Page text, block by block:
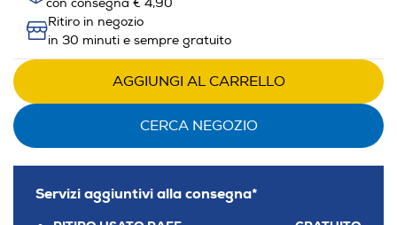
con consegna € 4,90
Ritiro in negozio
in 30 minuti e sempre gratuito
AGGIUNGI AL CARRELLO
CERCA NEGOZIO
Servizi aggiuntivi alla consegna*